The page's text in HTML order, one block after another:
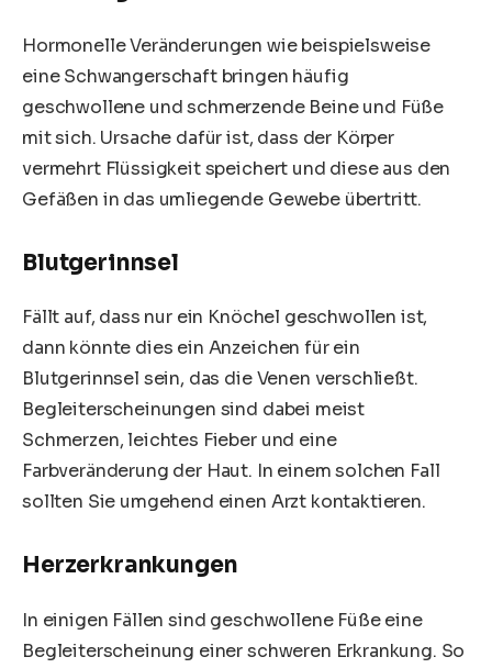
Hormonelle Veränderungen wie beispielsweise
eineSchwangerschaftbringen häufig
geschwollene und schmerzende Beine und Füße
mit sich. Ursache dafür ist, dass der Körper
vermehrt Flüssigkeit speichert und diese aus den
Gefäßen in das umliegende Gewebe übertritt.
Blutgerinnsel
Fällt auf, dass nur ein Knöchel geschwollen ist,
dann könnte dies ein Anzeichen für ein
Blutgerinnsel sein, das die Venen verschließt.
Begleiterscheinungen sind dabei meist
Schmerzen, leichtes Fieberund eine
Farbveränderung der Haut. In einem solchen Fall
sollten Sie umgehend einen Arzt kontaktieren.
Herzerkrankungen
In einigen Fällen sind geschwollene Füße eine
Begleiterscheinung einer schweren Erkrankung. So